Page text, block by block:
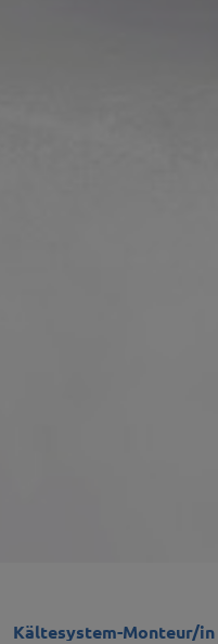
Kältesystem-Monteur/in